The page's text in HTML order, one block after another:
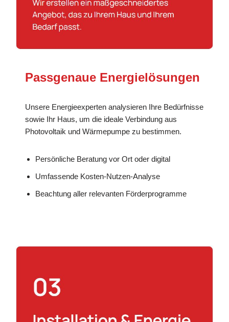
Passgenaue Energielösungen
Unsere Energieexperten analysieren Ihre Bedürfnisse
sowie Ihr Haus, um die ideale Verbindung aus
Photovoltaik und Wärmepumpe zu bestimmen.
Persönliche Beratung vor Ort oder digital
Umfassende Kosten-Nutzen-Analyse
Beachtung aller relevanten Förderprogramme